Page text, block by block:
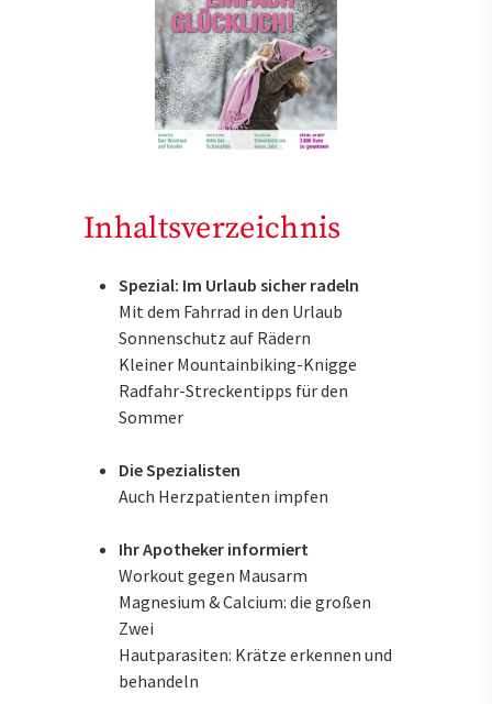
Inhaltsverzeichnis
Spezial: Im Urlaub sicher radeln
Mit dem Fahrrad in den Urlaub
Sonnenschutz auf Rädern
Kleiner Mountainbiking-Knigge
Radfahr-Streckentipps für den
Sommer
Die Spezialisten
Auch Herzpatienten impfen
Ihr Apotheker informiert
Workout gegen Mausarm
Magnesium & Calcium: die großen
Zwei
Hautparasiten: Krätze erkennen und
behandeln